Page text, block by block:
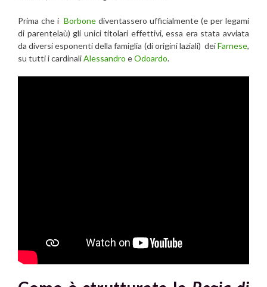
Prima che i Borbone diventassero ufficialmente (e per legami
di parentelaù) gli unici titolari effettivi, essa era stata avviata
da diversi esponenti della famiglia (di origini laziali) deiFarnese,
su tutti i cardinaliAlessandro eOdoardo.